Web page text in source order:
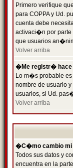
Primero verifique
para COPPA y Ud.
cuenta debe
activaci�n por parte
que usuarios
Volver arriba
�Me registr� hace
Lo m�s probable
nombre de usuario
usuarios, si Ud.
Volver arriba
�C�mo cambio
Todos sus datos y
encuentra en la